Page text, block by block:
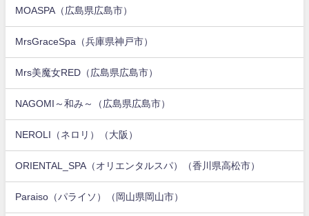
MOASPA（広島県広島市）
MrsGraceSpa（兵庫県神戸市）
Mrs美魔女RED（広島県広島市）
NAGOMI～和み～（広島県広島市）
NEROLI（ネロリ）（大阪）
ORIENTAL_SPA（オリエンタルスパ）（香川県高松市）
Paraiso（パライソ）（岡山県岡山市）